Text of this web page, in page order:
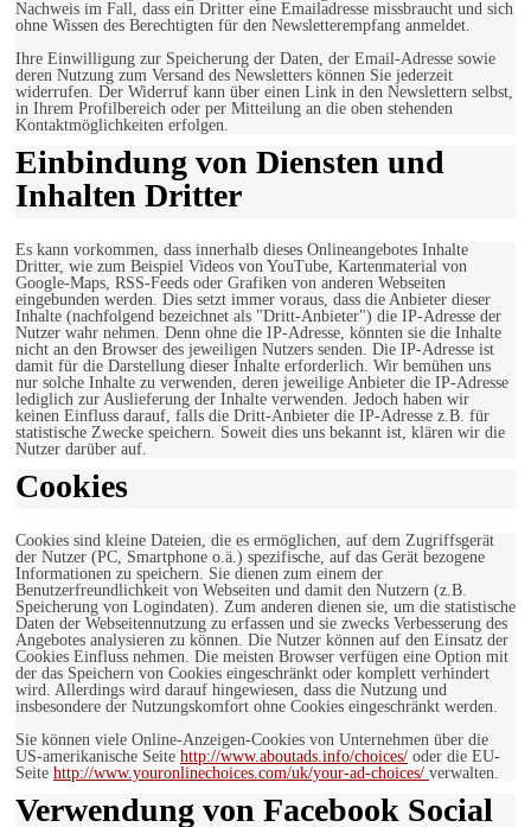
Nachweis im Fall, dass ein Dritter eine Emailadresse missbraucht und sich
ohne Wissen des Berechtigten für den Newsletterempfang anmeldet.
Ihre Einwilligung zur Speicherung der Daten, der Email-Adresse sowie
deren Nutzung zum Versand des Newsletters können Sie jederzeit
widerrufen. Der Widerruf kann über einen Link in den Newslettern selbst,
in Ihrem Profilbereich oder per Mitteilung an die oben stehenden
Kontaktmöglichkeiten erfolgen.
Einbindung von Diensten und
Inhalten Dritter
Es kann vorkommen, dass innerhalb dieses Onlineangebotes Inhalte
Dritter, wie zum Beispiel Videos von YouTube, Kartenmaterial von
Google-Maps, RSS-Feeds oder Grafiken von anderen Webseiten
eingebunden werden. Dies setzt immer voraus, dass die Anbieter dieser
Inhalte (nachfolgend bezeichnet als "Dritt-Anbieter") die IP-Adresse der
Nutzer wahr nehmen. Denn ohne die IP-Adresse, könnten sie die Inhalte
nicht an den Browser des jeweiligen Nutzers senden. Die IP-Adresse ist
damit für die Darstellung dieser Inhalte erforderlich. Wir bemühen uns
nur solche Inhalte zu verwenden, deren jeweilige Anbieter die IP-Adresse
lediglich zur Auslieferung der Inhalte verwenden. Jedoch haben wir
keinen Einfluss darauf, falls die Dritt-Anbieter die IP-Adresse z.B. für
statistische Zwecke speichern. Soweit dies uns bekannt ist, klären wir die
Nutzer darüber auf.
Cookies
Cookies sind kleine Dateien, die es ermöglichen, auf dem Zugriffsgerät
der Nutzer (PC, Smartphone o.ä.) spezifische, auf das Gerät bezogene
Informationen zu speichern. Sie dienen zum einem der
Benutzerfreundlichkeit von Webseiten und damit den Nutzern (z.B.
Speicherung von Logindaten). Zum anderen dienen sie, um die statistische
Daten der Webseitennutzung zu erfassen und sie zwecks Verbesserung des
Angebotes analysieren zu können. Die Nutzer können auf den Einsatz der
Cookies Einfluss nehmen. Die meisten Browser verfügen eine Option mit
der das Speichern von Cookies eingeschränkt oder komplett verhindert
wird. Allerdings wird darauf hingewiesen, dass die Nutzung und
insbesondere der Nutzungskomfort ohne Cookies eingeschränkt werden.
Sie können viele Online-Anzeigen-Cookies von Unternehmen über die
US-amerikanische Seite http://www.aboutads.info/choices/ oder die EU-
Seite http://www.youronlinechoices.com/uk/your-ad-choices/ verwalten.
Verwendung von Facebook Social